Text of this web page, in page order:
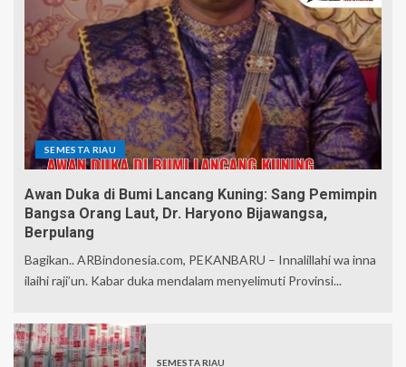
SEMESTA RIAU
Awan Duka di Bumi Lancang Kuning: Sang Pemimpin
Bangsa Orang Laut, Dr. Haryono Bijawangsa,
Berpulang
Bagikan.. ARBindonesia.com, PEKANBARU – Innalillahi wa inna
ilaihi raji’un. Kabar duka mendalam menyelimuti Provinsi...
SEMESTA RIAU